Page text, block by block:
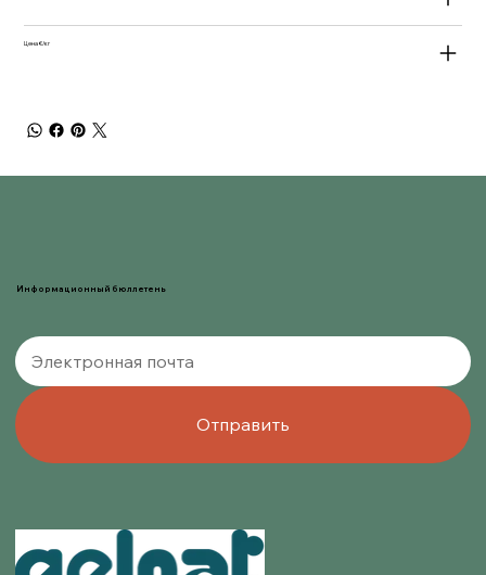
Цена €/кг
Информационный бюллетень
Отправить